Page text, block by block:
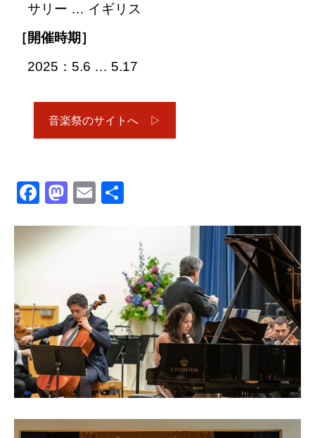
サリー … イギリス
［開催時期］
2025：5.6 … 5.17
音楽祭のサイトへ ▷
Facebook
Mastodon
Email